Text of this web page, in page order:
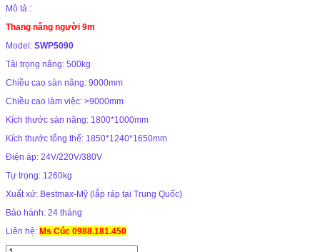
Mô tả :
Thang nâng người 9m
Model: SWP5090
Tải trọng nâng: 500kg
Chiều cao sàn nâng: 9000mm
Chiều cao làm việc: >9000mm
Kích thước sàn nâng: 1800*1000mm
Kích thước tổng thể: 1850*1240*1650mm
Điện áp: 24V/220V/380V
Tự trọng: 1260kg
Xuất xứ: Bestmax-Mỹ (lắp ráp tại Trung Quốc)
Bảo hành: 24 tháng
Liên hệ: Ms Cúc 0988.181.450